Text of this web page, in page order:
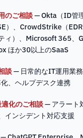
のご相談— Okta（ID管理
）、CrowdStrike（
ィ）、Microsoft 365、
ほか30以上のSaaS
談— 日常的なIT運用業務
、ヘルプデスク連携
化のご相談— アラート
インシデント対応支援